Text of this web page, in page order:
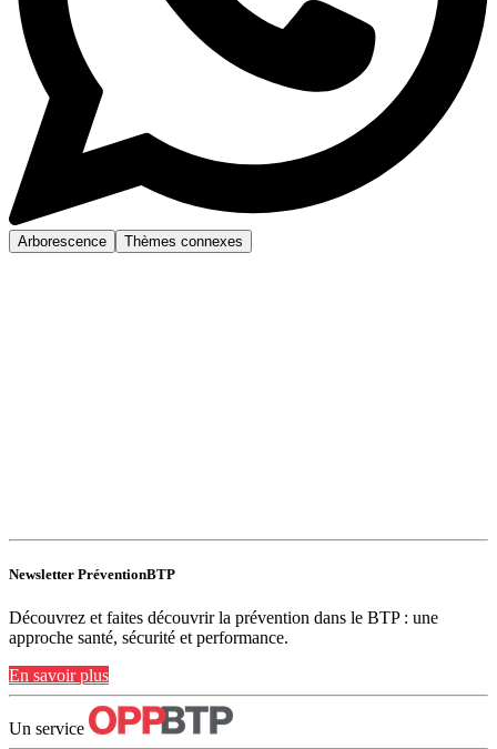
Arborescence Thèmes connexes
Newsletter PréventionBTP
Découvrez et faites découvrir la prévention dans le BTP : une
approche santé, sécurité et performance.
En savoir plus
Un service